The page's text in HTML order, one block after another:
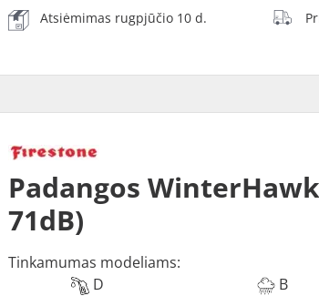
Atsiėmimas rugpjūčio 10 d.
Padangos WinterHawk
71dB)
Tinkamumas modeliams:
D
B